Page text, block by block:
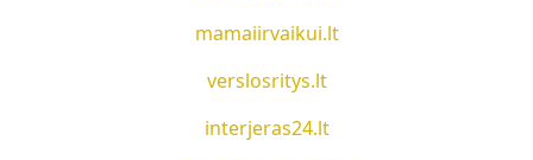
mamaiirvaikui.lt
verslosritys.lt
interjeras24.lt